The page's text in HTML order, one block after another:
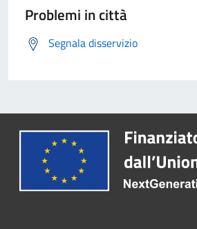
Problemi in città
Segnala disservizio